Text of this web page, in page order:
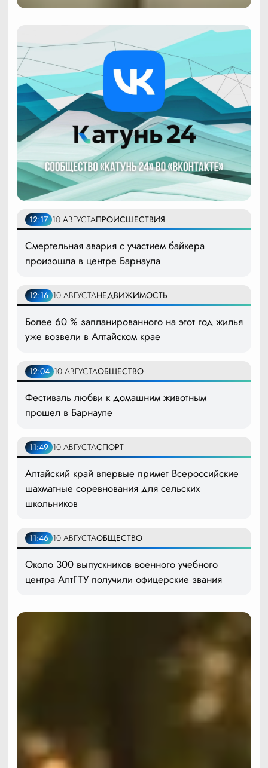
12:17 10 АВГУСТАПРОИСШЕСТВИЯ
Смертельная авария с участием байкера
произошла в центре Барнаула
12:16 10 АВГУСТАНЕДВИЖИМОСТЬ
Более 60 % запланированного на этот год жилья
уже возвели в Алтайском крае
12:04 10 АВГУСТАОБЩЕСТВО
Фестиваль любви к домашним животным
прошел в Барнауле
11:49 10 АВГУСТАСПОРТ
Алтайский край впервые примет Всероссийские
шахматные соревнования для сельских
школьников
11:46 10 АВГУСТАОБЩЕСТВО
Около 300 выпускников военного учебного
центра АлтГТУ получили офицерские звания